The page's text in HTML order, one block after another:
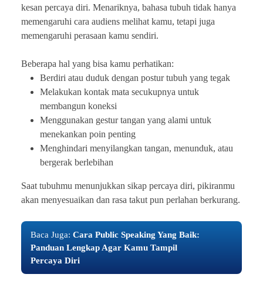
kesan percaya diri. Menariknya, bahasa tubuh tidak hanya
memengaruhi cara audiens melihat kamu, tetapi juga
memengaruhi perasaan kamu sendiri.
Beberapa hal yang bisa kamu perhatikan:
Berdiri atau duduk dengan postur tubuh yang tegak
Melakukan kontak mata secukupnya untuk
membangun koneksi
Menggunakan gestur tangan yang alami untuk
menekankan poin penting
Menghindari menyilangkan tangan, menunduk, atau
bergerak berlebihan
Saat tubuhmu menunjukkan sikap percaya diri, pikiranmu
akan menyesuaikan dan rasa takut pun perlahan berkurang.
Baca Juga: Cara Public Speaking Yang Baik:
Panduan Lengkap Agar Kamu Tampil
Percaya Diri